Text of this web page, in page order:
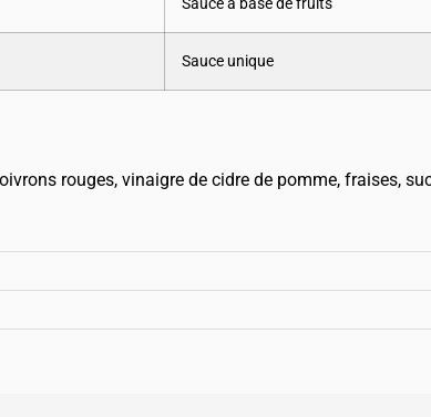
Sauce à base de fruits
Sauce unique
rouges, vinaigre de cidre de pomme, fraises,